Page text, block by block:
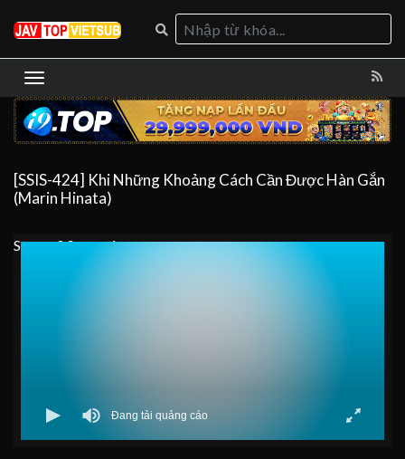
[SSIS-424] Khi Những Khoảng Cách Cần Được Hàn Gắn
(Marin Hinata)
Server 0Server 1